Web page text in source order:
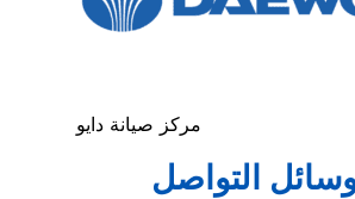
مركز صيانة دايو
التواصل